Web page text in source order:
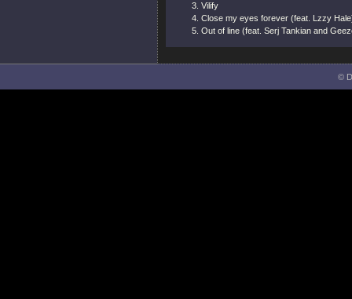
Vilify
Close my eyes forever (feat. Lzzy
Out of line (feat. Serj Tankian and
©